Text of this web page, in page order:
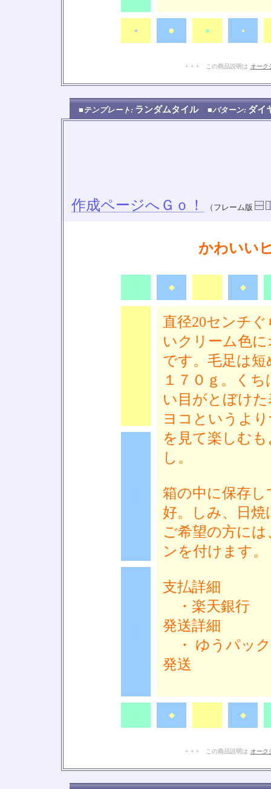
● ● ● ●
+ + + この商品説明は オーク
■テンプレート: ランダムタイル ■パターン: ダ
作成ページへＧｏ！ （フレーム版
かわいい
◆ ◆
直径20センチ
いクリーム色
です。毛足は
１７０ｇ。く
い目がとぼけ
ヨコというよ
を見て楽しむ
し。
箱の中に保存
好。しみ、日
ご希望の方に
ンを付けます。
支払詳細
・楽天銀行
発送詳細
・ ゆうパッ
発送
◆ ◆
+ + + この商品説明は オーク